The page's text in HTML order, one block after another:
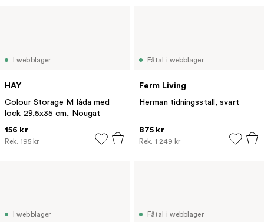
I webblager
HAY
Colour Storage M låda med
lock 29,5x35 cm, Nougat
156 kr
Rek. 195 kr
Fåtal i webblager
Ferm Living
Herman tidningsställ, svart
875 kr
Rek. 1 249 kr
I webblager Fåtal i webblager